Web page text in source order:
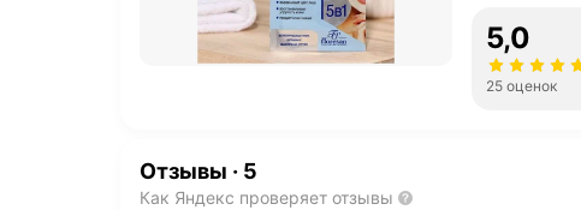
5,0
25 оценок
Отзывы · 5
Как Яндекс проверяет отзывы